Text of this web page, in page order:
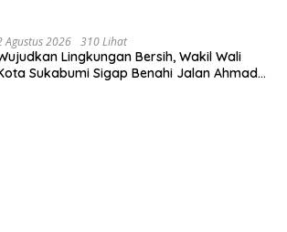
Agustus 2026 310 Lihat
Lingkungan Bersih, Wakil Wali
Sukabumi Sigap Benahi Jalan Ahmad